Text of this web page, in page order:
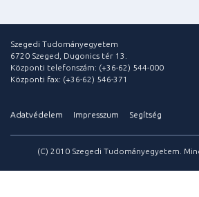
Szegedi Tudományegyetem
6720 Szeged, Dugonics tér 13.
Központi telefonszám: (+36-62) 544-000
Központi fax: (+36-62) 546-371
Adatvédelem Impresszum Segítség
(C) 2010 Szegedi Tudományegyetem.